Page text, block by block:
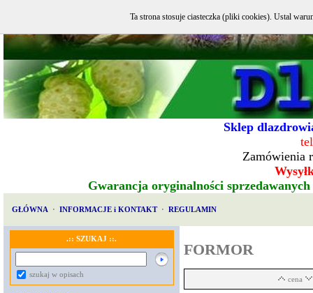
Sklep
Zamówienia
Gwarancja oryginalności
GŁÓWNA · INFORMACJE i KONTAKT · REGULAMIN
.:: SZUKAJ ::.
szukaj w opisach
FORMOR
cena
Ta strona stosuje ciasteczka (pliki cookies). Ustal